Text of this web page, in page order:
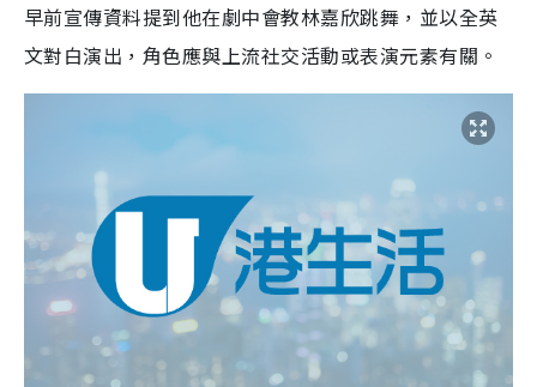
早前宣傳資料提到他在劇中會教林嘉欣跳舞，並以全英
文對白演出，角色應與上流社交活動或表演元素有關。